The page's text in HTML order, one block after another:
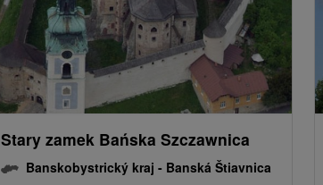
Stary zamek Bańska Szczawnica
Banskobystrický kraj - Banská Štiavnica